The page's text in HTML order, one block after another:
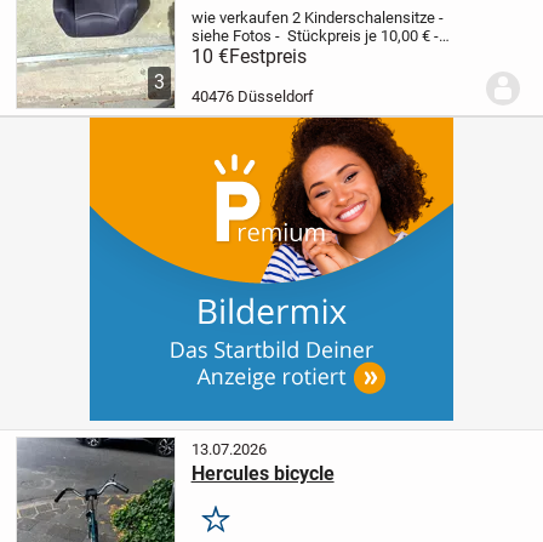
3
wie verkaufen 2 Kinderschalensitze -
siehe Fotos - Stückpreis je 10,00 € -
abzuholen in Düsseldorf Pempelfort
Zietenstraße
10 €Festpreis
40476 Düsseldorf
13.07.2026
Hercules bicycle
Merken